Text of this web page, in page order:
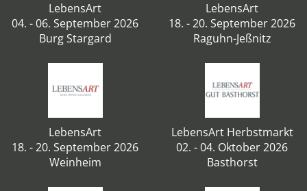
LebensArt
04. - 06. September 2026
Burg Stargard
LebensArt
18. - 20. September 2026
Raguhn-Jeßnitz
LebensArt
18. - 20. September 2026
Weinheim
LebensArt Herbstmarkt
02. - 04. Oktober 2026
Basthorst